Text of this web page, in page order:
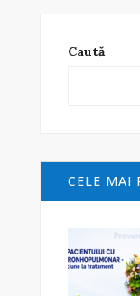
Caută
CELE MAI